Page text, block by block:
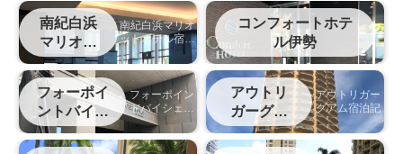
南紀白浜
マリオッ
ト
南紀白浜マリオ
ットホテル宿泊
記
コンフォートホテ
ル伊勢
フォーポイ
ントバイシ
ェラトン中
部国際空港
フォーポイン
トバイシェラ
トン名古屋中
部国際空港宿
泊記
アウトリ
ガーグア
ム
アウトリガー
グアム宿泊記